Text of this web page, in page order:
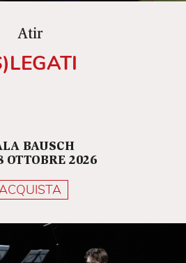
Atir
BAUSCH
OTTOBRE 2026